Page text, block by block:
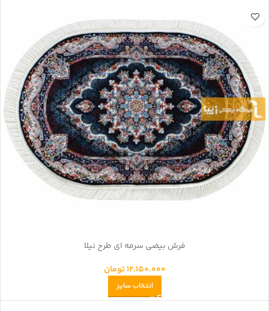
فرش بیضی سرمه ای طرح نیلا
12.150.000 تومان
انتخاب سایز